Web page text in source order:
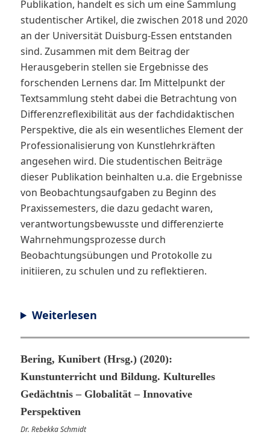
Publikation, handelt es sich um eine Sammlung
studentischer Artikel, die zwischen 2018 und 2020
an der Universität Duisburg-Essen entstanden
sind. Zusammen mit dem Beitrag der
Herausgeberin stellen sie Ergebnisse des
forschenden Lernens dar. Im Mittelpunkt der
Textsammlung steht dabei die Betrachtung von
Differenzreflexibilität aus der fachdidaktischen
Perspektive, die als ein wesentliches Element der
Professionalisierung von Kunstlehrkräften
angesehen wird. Die studentischen Beiträge
dieser Publikation beinhalten u.a. die Ergebnisse
von Beobachtungsaufgaben zu Beginn des
Praxissemesters, die dazu gedacht waren,
verantwortungsbewusste und differenzierte
Wahrnehmungsprozesse durch
Beobachtungsübungen und Protokolle zu
initiieren, zu schulen und zu reflektieren.
Weiterlesen
Bering, Kunibert (Hrsg.) (2020):
Kunstunterricht und Bildung. Kulturelles
Gedächtnis – Globalität – Innovative
Perspektiven
Dr. Rebekka Schmidt